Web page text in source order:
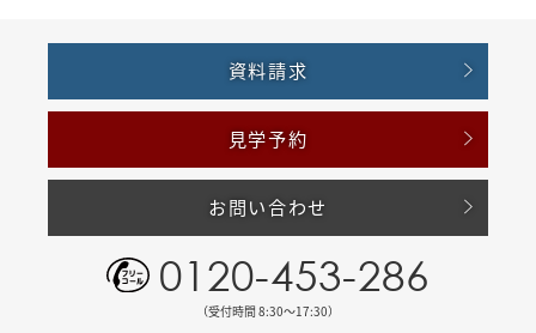
資料請求
見学予約
お問い合わせ
0120-453-286
（受付時間 8:30〜17:30）